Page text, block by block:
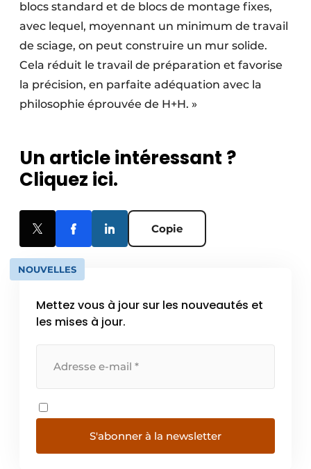
blocs standard et de blocs de montage fixes,
avec lequel, moyennant un minimum de travail
de sciage, on peut construire un mur solide.
Cela réduit le travail de préparation et favorise
la précision, en parfaite adéquation avec la
philosophie éprouvée de H+H. »
Un article intéressant ?
Cliquez ici.
Copie
NOUVELLES
Mettez vous à jour sur les nouveautés et
les mises à jour.
S'abonner à la newsletter